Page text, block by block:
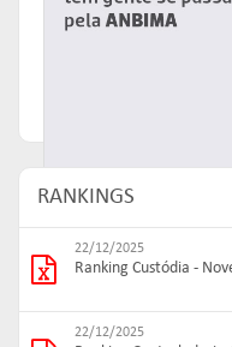
RANKINGS
22/12/2025
Ranking Custódia -
22/12/2025